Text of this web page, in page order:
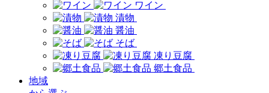
ワイン
漬物
醤油
そば
凍り豆腐
郷土食品
地域